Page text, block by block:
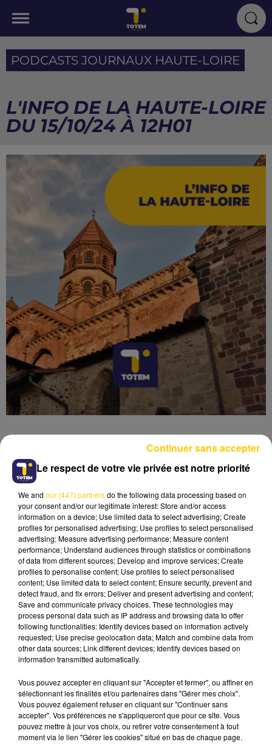
PODCASTS JOURNAUX HAUTE-LOIRE
L'INFO DE LA HAUTE-LOIRE
DU 15/10/24 À 12H01
15 octobre 2024 - 6 min 56 sec
L'INFO DE LA HAUTE-LOIRE DU
15/10/24 À 12H01
Ecoutez sur Totem l'information dans le Cantal,
le pays de Brioude et Issoire avec les reportages
de nos journalistes sur le terrain.
Le respect de votre vie privée est notre priorité
We and our (447) partnersdo the following data processing based on
your consent and/or our legitimate interest: Store and/or access
information on a device; Use limited data to select advertising; Create
profiles for personalised advertising; Use profiles to select personalised
advertising; Measure advertising performance; Measure content
performance; Understand audiences through statistics or combinations
of data from different sources; Develop and improve services; Create
profiles to personalise content; Use profiles to select personalised
content; Use limited data to select content; Ensure security, prevent and
detect fraud, and fix errors; Deliver and present advertising and content;
Save and communicate privacy choices. These technologies may
process personal data such as IP address and browsing data to offer
following functionalities: Identify devices based on information actively
requested; Use precise geolocation data; Match and combine data from
other data sources; Link different devices; Identify devices based on
information transmitted automatically.
Vous pouvez accepter en cliquant sur "Accepter et fermer", ou affiner en
sélectionnant les finalités et/ou partenaires dans "Gérer mes choix".
Vous pouvez également refuser en cliquant sur "Continuer sans
accepter". Vos préférences ne s'appliqueront que pour ce site. Vous
pouvez mettre à jour vos choix, ou retirer votre consentement à tout
moment via le lien "Gérer les cookies" situé en bas de chaque page.
Continuer sans accepter